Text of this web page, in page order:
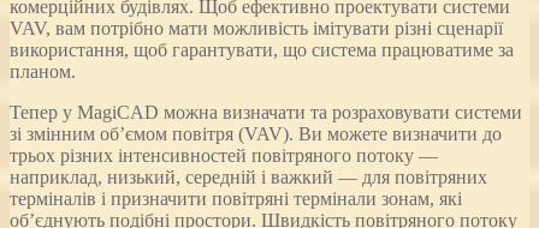
комерційних будівлях. Щоб ефективно проектувати системи
VAV, вам потрібно мати можливість імітувати різні сценарії
використання, щоб гарантувати, що система працюватиме за
планом.
Тепер у MagiCAD можна визначати та розраховувати системи
зі змінним об’ємом повітря (VAV). Ви можете визначити до
трьох різних інтенсивностей повітряного потоку —
наприклад, низький, середній і важкий — для повітряних
терміналів і призначити повітряні термінали зонам, які
об’єднують подібні простори. Швидкість повітряного потоку